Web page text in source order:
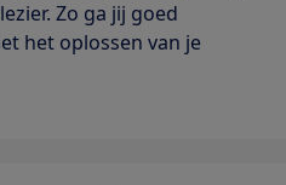
Zo ga jij goed
het oplossen van je